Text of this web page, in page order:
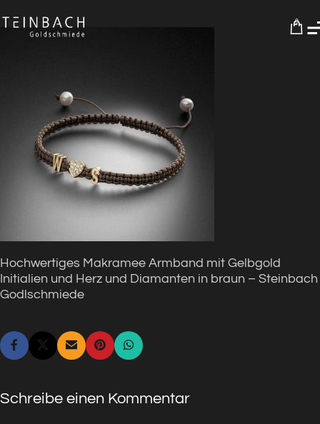
0
Hochwertiges Makramee Armband mit Gelbgold
Initialien und Herz und Diamanten in braun – Steinbach
Godlschmiede
Schreibe einen Kommentar